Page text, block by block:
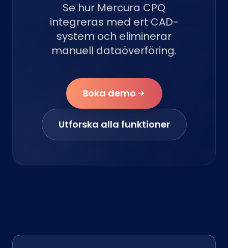
Se hur Mercura CPQ
integreras med ert CAD-
system och eliminerar
manuell dataöverföring.
Boka demo
Utforska alla funktioner